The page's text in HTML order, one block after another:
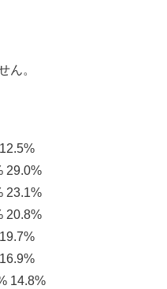
ん。
29.0%
23.1%
20.8%
14.8%